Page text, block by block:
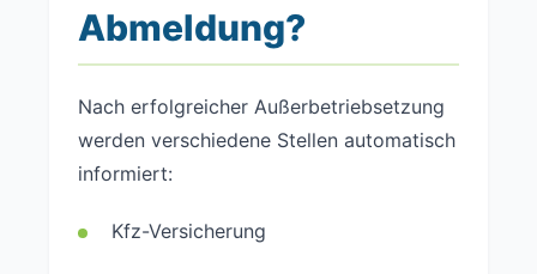
Abmeldung?
Nach erfolgreicher Außerbetriebsetzung
werden verschiedene Stellen automatisch
informiert:
Kfz-Versicherung